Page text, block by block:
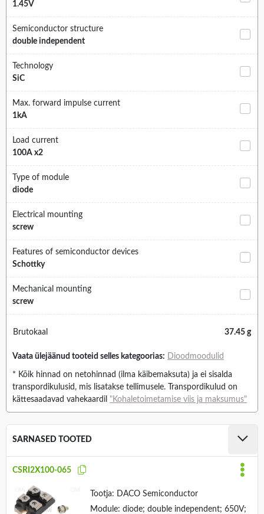
1.45V
Semiconductor structure
double independent
Technology
SiC
Max. forward impulse current
1kA
Load current
100A x2
Type of module
diode
Electrical mounting
screw
Features of semiconductor devices
Schottky
Mechanical mounting
screw
Brutokaal 37.45 g
Vaata ülejäänud tooteid selles kategoorias: Dioodmoodulid
* Kõik hinnad on netohinnad (ilma käibemaksuta) ja ei sisalda
transpordikulusid, mis lisatakse tellimusele. Transpordikulud on
kättesaadavad vahekaardil "Kohaletoimetamise viis ja maksumus"
SARNASED TOOTED
CSRI2X100-065
Tootja:
DACO Semiconductor
Module: diode; double independent; 650V;